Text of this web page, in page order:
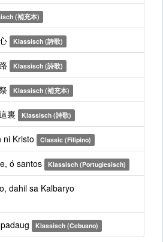
(補充本)
Klassisch (詩歌)
Klassisch (詩歌)
Klassisch (補充本)
裏 Klassisch (詩歌)
Kristo Classic (Filipino)
ó santos Klassisch (Portugiesisch)
dahil sa Kalbaryo
Klassisch (Cebuano)